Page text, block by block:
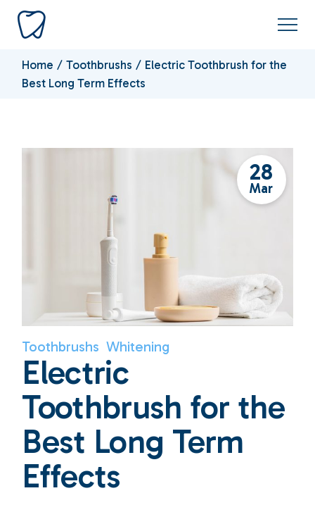
Home Toothbrushs
Electric Toothbrush for the
Best Long Term Effects
28
Mar
Toothbrushs Whitening
Electric
Toothbrush for the
Best Long Term
Effects